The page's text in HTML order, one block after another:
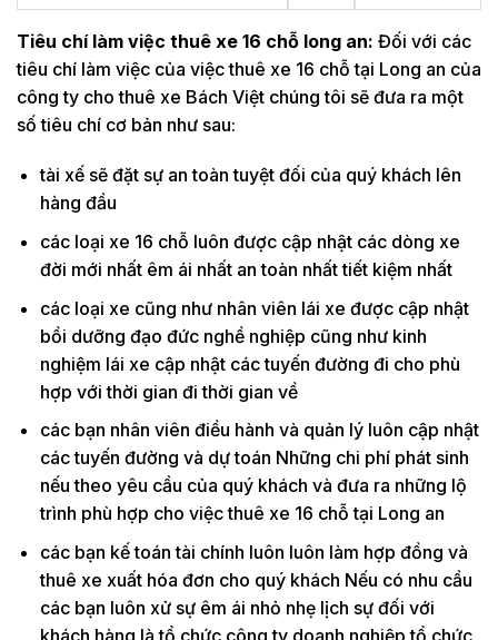
Tiêu chí làm việc thuê xe 16 chỗ long an: Đối với các
tiêu chí làm việc của việc thuê xe 16 chỗ tại Long an của
công ty cho thuê xe Bách Việt chúng tôi sẽ đưa ra một
số tiêu chí cơ bản như sau:
tài xế sẽ đặt sự an toàn tuyệt đối của quý khách lên
hàng đầu
các loại xe 16 chỗ luôn được cập nhật các dòng xe
đời mới nhất êm ái nhất an toàn nhất tiết kiệm nhất
các loại xe cũng như nhân viên lái xe được cập nhật
bồi dưỡng đạo đức nghề nghiệp cũng như kinh
nghiệm lái xe cập nhật các tuyến đường đi cho phù
hợp với thời gian đi thời gian về
các bạn nhân viên điều hành và quản lý luôn cập nhật
các tuyến đường và dự toán Những chi phí phát sinh
nếu theo yêu cầu của quý khách và đưa ra những lộ
trình phù hợp cho việc thuê xe 16 chỗ tại Long an
các bạn kế toán tài chính luôn luôn làm hợp đồng và
thuê xe xuất hóa đơn cho quý khách Nếu có nhu cầu
các bạn luôn xử sự êm ái nhỏ nhẹ lịch sự đối với
khách hàng là tổ chức công ty doanh nghiệp tổ chức